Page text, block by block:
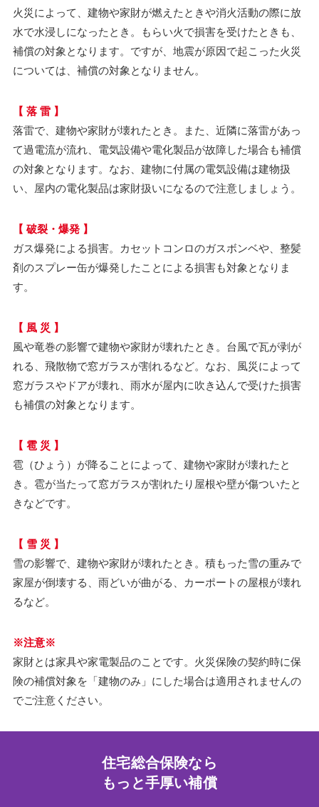
火災によって、建物や家財が燃えたときや消火活動の際に放
水で水浸しになったとき。もらい火で損害を受けたときも、
補償の対象となります。ですが、地震が原因で起こった火災
については、補償の対象となりません。
【 落 雷 】
落雷で、建物や家財が壊れたとき。また、近隣に落雷があっ
て過電流が流れ、電気設備や電化製品が故障した場合も補償
の対象となります。なお、建物に付属の電気設備は建物扱
い、屋内の電化製品は家財扱いになるので注意しましょう。
【 破裂・爆発 】
ガス爆発による損害。カセットコンロのガスボンベや、整髪
剤のスプレー缶が爆発したことによる損害も対象となりま
す。
【 風 災 】
風や竜巻の影響で建物や家財が壊れたとき。台風で瓦が剥が
れる、飛散物で窓ガラスが割れるなど。なお、風災によって
窓ガラスやドアが壊れ、雨水が屋内に吹き込んで受けた損害
も補償の対象となります。
【 雹 災 】
雹（ひょう）が降ることによって、建物や家財が壊れたと
き。雹が当たって窓ガラスが割れたり屋根や壁が傷ついたと
きなどです。
【 雪 災 】
雪の影響で、建物や家財が壊れたとき。積もった雪の重みで
家屋が倒壊する、雨どいが曲がる、カーポートの屋根が壊れ
るなど。
※注意※
家財とは家具や家電製品のことです。火災保険の契約時に保
険の補償対象を「建物のみ」にした場合は適用されませんの
でご注意ください。
住宅総合保険なら
もっと手厚い補償